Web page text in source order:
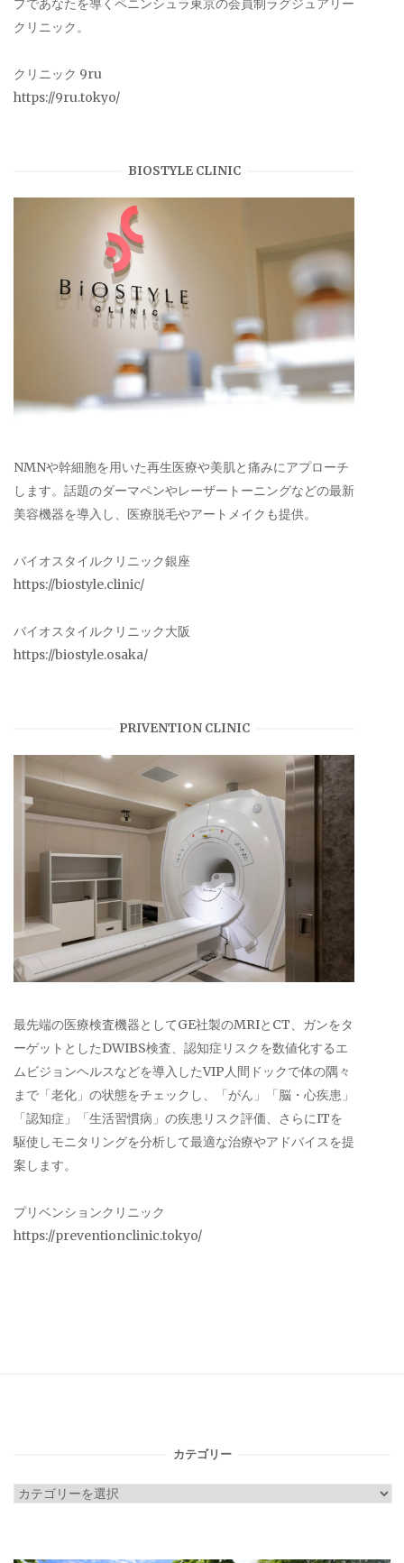
プであなたを導くペニンシュラ東京の会員制ラグジュアリー
クリニック。
クリニック 9ru
https://9ru.tokyo/
BIOSTYLE CLINIC
NMNや幹細胞を用いた再生医療や美肌と痛みにアプローチ
します。話題のダーマペンやレーザートーニングなどの最新
美容機器を導入し、医療脱毛やアートメイクも提供。
バイオスタイルクリニック銀座
https://biostyle.clinic/
バイオスタイルクリニック大阪
https://biostyle.osaka/
PRIVENTION CLINIC
最先端の医療検査機器としてGE社製のMRIとCT、ガンをタ
ーゲットとしたDWIBS検査、認知症リスクを数値化するエ
ムビジョンヘルスなどを導入したVIP人間ドックで体の隅々
まで「老化」の状態をチェックし、「がん」「脳・心疾患」
「認知症」「生活習慣病」の疾患リスク評価、さらにITを
駆使しモニタリングを分析して最適な治療やアドバイスを提
案します。
プリベンションクリニック
https://preventionclinic.tokyo/
カテゴリー
カ